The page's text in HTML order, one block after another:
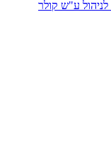
ע"ש קולר